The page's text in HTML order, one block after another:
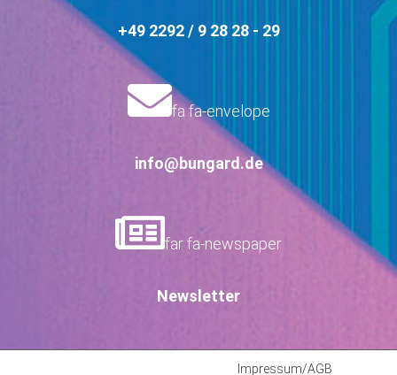
+49 2292 / 9 28 28 - 29
fa fa-envelope
info@bungard.de
far fa-newspaper
Newsletter
Impressum/AGB